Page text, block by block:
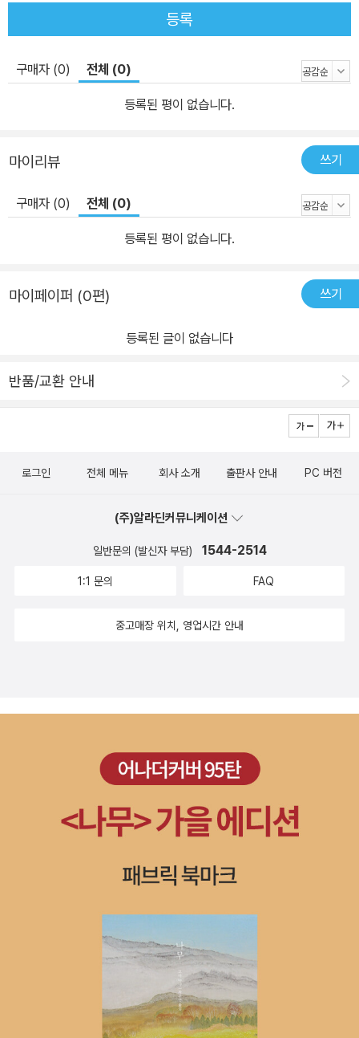
할지 고민될 수 있습니다. 《기적의 계산법》의 권별 마지막 단계에서
는 □가 있는 식을 기초부터 문장제까지 한번에 연습합니다. 초등학
생에게 꼭 맞는 원리로 방정식을 훈련해서 연산에서 응용까지 스스로
해결하는 힘을 기를 수 있습니다.
등록
구매자 (0) 전체 (0)
등록된 평이 없습니다.
마이리뷰 쓰기
구매자 (0) 전체 (0)
등록된 평이 없습니다.
마이페이퍼 (0편) 쓰기
등록된 글이 없습니다
반품/교환 안내
로그인 전체 메뉴 회사 소개 출판사 안내 PC 버전
(주)알라딘커뮤니케이션
일반문의 (발신자 부담) 1544-2514
1:1 문의 FAQ
중고매장 위치, 영업시간 안내